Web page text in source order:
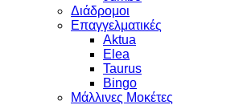
Διάδρομοι
Επαγγελματικές
Aktua
Elea
Taurus
Bingo
Μάλλινες Μοκέτες